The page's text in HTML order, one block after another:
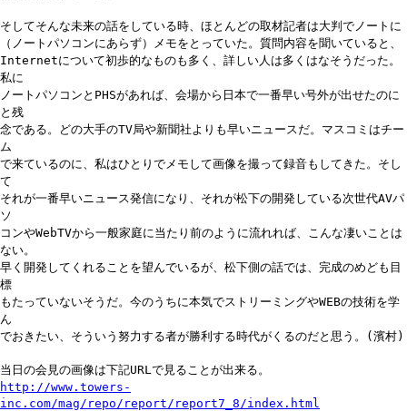
そしてそんな未来の話をしている時、ほとんどの取材記者は大判でノートに
（ノートパソコンにあらず）メモをとっていた。質問内容を聞いていると、
Internetについて初歩的なものも多く、詳しい人は多くはなそうだった。
私に
ノートパソコンとPHSがあれば、会場から日本で一番早い号外が出せたのに
と残
念である。どの大手のTV局や新聞社よりも早いニュースだ。マスコミはチー
ム
で来ているのに、私はひとりでメモして画像を撮って録音もしてきた。そし
て
それが一番早いニュース発信になり、それが松下の開発している次世代AVパ
ソ
コンやWebTVから一般家庭に当たり前のように流れれば、こんな凄いことは
ない。
早く開発してくれることを望んでいるが、松下側の話では、完成のめども目
標
もたっていないそうだ。今のうちに本気でストリーミングやWEBの技術を学
ん
でおきたい、そういう努力する者が勝利する時代がくるのだと思う。(濱村)
当日の会見の画像は下記URLで見ることが出来る。
http://www.towers-
inc.com/mag/repo/report/report7_8/index.html